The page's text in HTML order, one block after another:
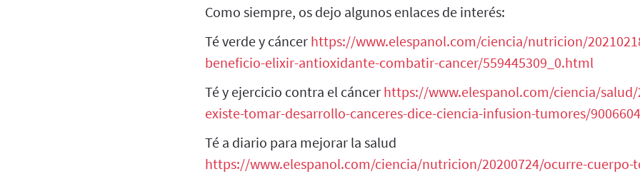
Como siempre, os dejo algunos enlaces de interés:
Té verde y cáncer https://www.elespanol.com/ciencia/nutricion/
beneficio-elixir-antioxidante-combatir-cancer/559445309_0.html
Té y ejercicio contra el cáncer https://www.elespanol.com/ciencia/
existe-tomar-desarrollo-canceres-dice-ciencia-infusion-tumores/
Té a diario para mejorar la salud
https://www.elespanol.com/ciencia/nutricion/20200724/ocurre-cuerpo-